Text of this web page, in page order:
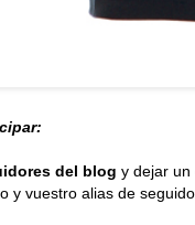
del blog y dejar un
y vuestro alias de